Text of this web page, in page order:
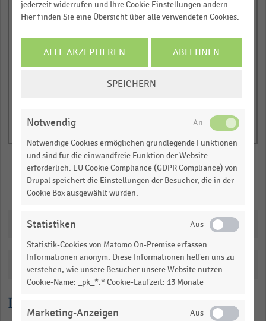
Lesehilfe
has
Prozent.
1.097985.
View
table.
20102011201220132014201520162017201820192020
interactive
JETZT INFORMIEREN
Merken Teilen
Katalogisierung
jederzeit widerrufen und Ihre Cookie Einstellungen ändern.
Hier finden Sie eine Übersicht über alle verwendeten Cookies.
ALLE AKZEPTIEREN ABLEHNEN
SPEICHERN
Notwendig
Notwendige Cookies ermöglichen grundlegende Funktionen
und sind für die einwandfreie Funktion der Website
erforderlich. EU Cookie Compliance (GDPR Compliance) von
Drupal speichert die Einstellungen der Besucher, die in der
Cookie Box ausgewählt wurden.
Statistiken
Statistik-Cookies von Matomo On-Premise erfassen
Informationen anonym. Diese Informationen helfen uns zu
verstehen, wie unsere Besucher unsere Website nutzen.
Cookie-Name: _pk_*.* Cookie-Laufzeit: 13 Monate
Marketing-Anzeigen